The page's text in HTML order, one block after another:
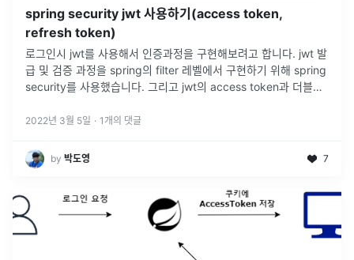
spring security jwt 사용하기(access token,
refresh token)
로그인시 jwt를 사용해서 인증과정을 구현해보려고 합니다. jwt 발
급 및 검증 과정을 spring의 filter 레벨에서 구현하기 위해 spring
security를 사용했습니다. 그리고 jwt의 access token과 더블어
2022년 3월 5일 · 1 개의 댓글
by 박도영 7